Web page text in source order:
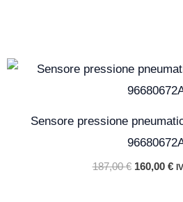
Sensore pressione
187,00€
Il
prezzo
originale
187,00 €.
160,00 €
Il